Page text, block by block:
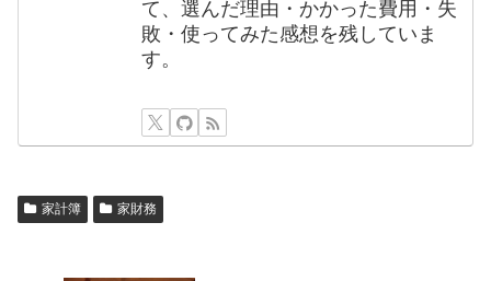
て、選んだ理由・かかった費用・失
敗・使ってみた感想を残していま
す。
家計簿 家財務